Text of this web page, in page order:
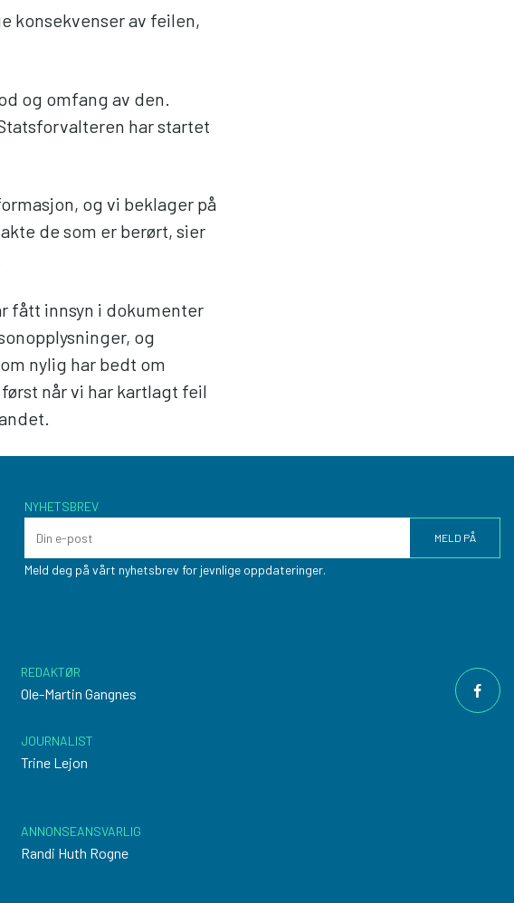
konsekvenser av feilen,
og omfang av den.
har startet
og vi beklager på
de som er berørt, sier
fått innsyn i dokumenter
og
nylig har bedt om
når vi har kartlagt feil
NYHETSBREV
Meld deg på vårt nyhetsbrev for jevnlige oppdateringer.
REDAKTØR
Ole-Martin Gangnes
JOURNALIST
Trine Lejon
ANNONSEANSVARLIG
Randi Huth Rogne